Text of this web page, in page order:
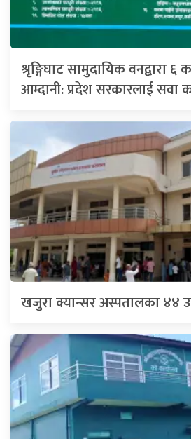
श्रृङ्गिघाट सामुदायिक वनद्वारा
आम्दानी: प्रदेश सरकारलाई सवा
खजुरा क्यान्सर अस्पतालका ४४